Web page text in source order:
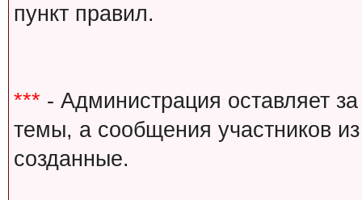
пункт правил.
*** - Администрация оставляет
темы, а сообщения участников
созданные.